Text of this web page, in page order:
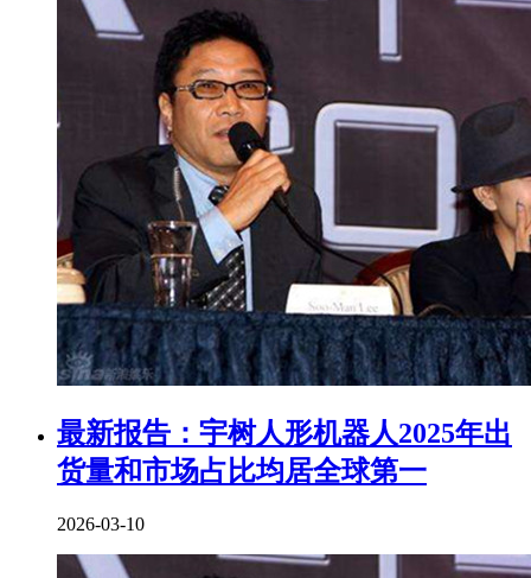
最新报告：宇树人形机器人2025年出
货量和市场占比均居全球第一
2026-03-10